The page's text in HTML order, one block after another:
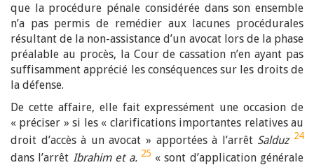
que la procédure pénale considérée dans son ensemble
n’a pas permis de remédier aux lacunes procédurales
résultant de la non-assistance d’un avocat lors de la phase
préalable au procès, la Cour de cassation n’en ayant pas
suffisamment apprécié les conséquences sur les droits de
la défense.
De cette affaire, elle fait expressément une occasion de
« préciser » si les « clarifications importantes relatives au
droit d’accès à un avocat » apportées à l’arrêt Salduz 24
dans l’arrêt Ibrahim et a. 25 « sont d’application générale